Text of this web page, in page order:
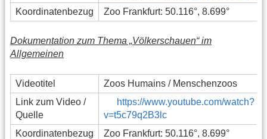
Koordinatenbezug
Zoo Frankfurt: 50.116°, 8.699°
Dokumentation zum Thema „Völkerschauen“ im
Allgemeinen
Videotitel
Zoos Humains / Menschenzoos
Link zum Video /
Quelle
https://www.youtube.com/watch?
v=t5c79q2B3lc
Koordinatenbezug
Zoo Frankfurt: 50.116°, 8.699°